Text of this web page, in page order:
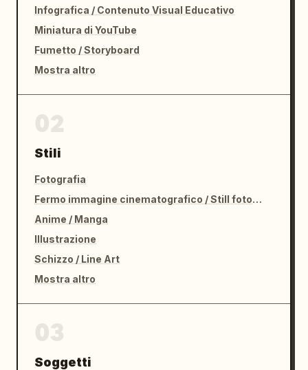
Infografica / Contenuto Visual Educativo
Miniatura di YouTube
Fumetto / Storyboard
Mostra altro
Stili
Fotografia
Fermo immagine cinematografico / Still fotografico
Anime / Manga
Illustrazione
Schizzo / Line Art
Mostra altro
Soggetti